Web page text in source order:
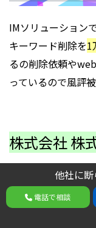
他社に断
電話で相談
IMソリューション
キーワード削除を1
るの削除依頼や
っているので風評
株式会社 株
他社に断
電話で相談